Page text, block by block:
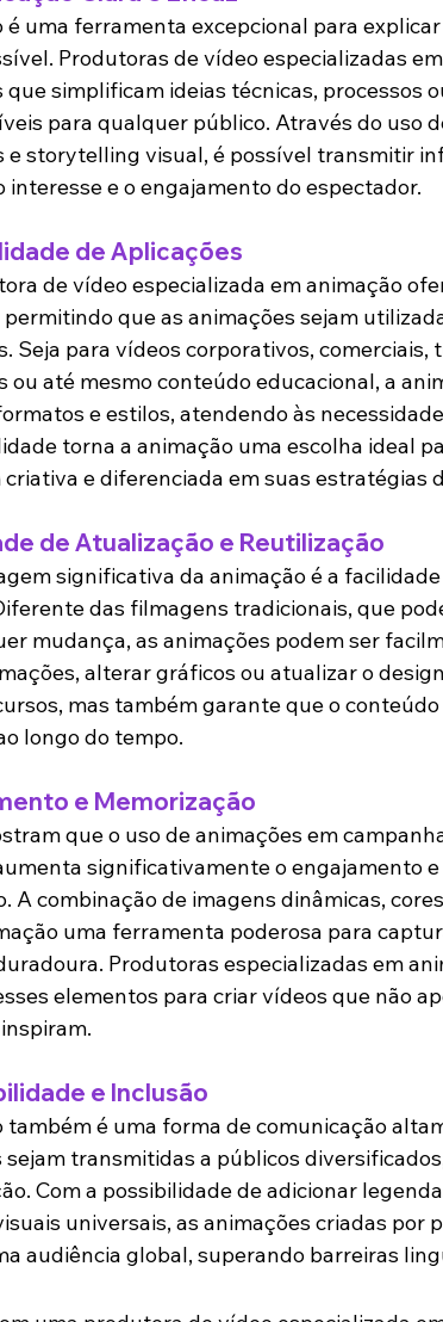
é uma ferramenta excepcional para
Produtoras de vídeo especializadas
que simplificam ideias técnicas, processos
para qualquer público. Através do uso
e storytelling visual, é possível transmitir
interesse e o engajamento do espectador.
de Aplicações
de vídeo especializada em animação
que as animações sejam
Seja para vídeos corporativos, comerciais,
ou até mesmo conteúdo educacional, a
e estilos, atendendo às
torna a animação uma escolha ideal
e diferenciada em suas estratégias
de Atualização e Reutilização
significativa da animação é a
das filmagens tradicionais, que
mudança, as animações podem ser
alterar gráficos ou atualizar o
mas também garante que o
longo do tempo.
e Memorização
que o uso de animações em
significativamente o engajamento
A combinação de imagens dinâmicas,
uma ferramenta poderosa para
Produtoras especializadas em
elementos para criar vídeos que não
e Inclusão
também é uma forma de comunicação
sejam transmitidas a públicos
Com a possibilidade de adicionar
universais, as animações criadas por
audiência global, superando barreiras